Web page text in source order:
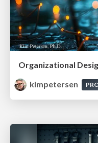
kimpetersen